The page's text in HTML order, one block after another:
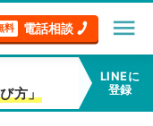
料 電話相談 menu
方」
LINEに
登録